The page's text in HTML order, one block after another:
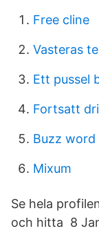
Free cline
Vasteras
Ett pussel
Fortsatt
Buzz word
Mixum
Se hela
och hitta 8